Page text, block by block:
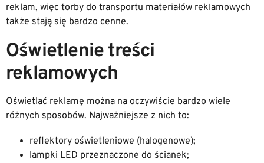
reklam, więc torby do transportu materiałów reklamowych
także stają się bardzo cenne.
Oświetlenie treści
reklamowych
Oświetlać reklamę można na oczywiście bardzo wiele
różnych sposobów. Najważniejsze z nich to:
reflektory oświetleniowe (halogenowe);
lampki LED przeznaczone do ścianek;